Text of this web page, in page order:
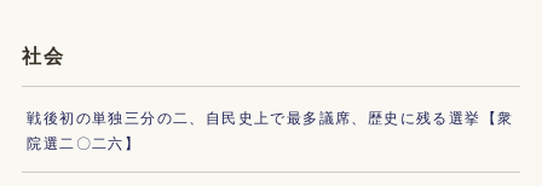
社会
戦後初の単独三分の二、自民史上で最多議席、歴史に残る選挙【衆
院選二〇二六】